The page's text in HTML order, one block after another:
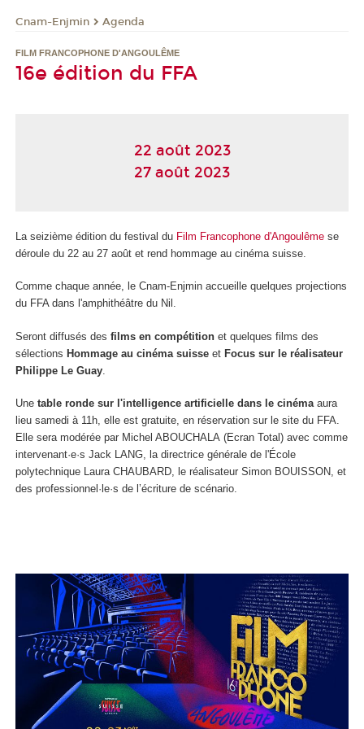
Cnam-Enjmin Agenda
FILM FRANCOPHONE D'ANGOULÊME
16e édition du FFA
22 août 2023
27 août 2023
La seizième édition du festival du Film Francophone d'Angoulême se
déroule du 22 au 27 août et rend hommage au cinéma suisse.
Comme chaque année, le Cnam-Enjmin accueille quelques projections
du FFA dans l'amphithéâtre du Nil.
Seront diffusés des films en compétition et quelques films des
sélections Hommage au cinéma suisse et Focus sur le réalisateur
Philippe Le Guay
Une table ronde sur l'intelligence artificielle dans le cinéma aura
lieu samedi à 11h, elle est gratuite, en réservation sur le site du FFA.
Elle sera modérée par Michel ABOUCHALA (Ecran Total) avec comme
intervenant·e·s Jack LANG, la directrice générale de l'École
polytechnique Laura CHAUBARD, le réalisateur Simon BOUISSON, et
des professionnel·le·s de l’écriture de scénario.